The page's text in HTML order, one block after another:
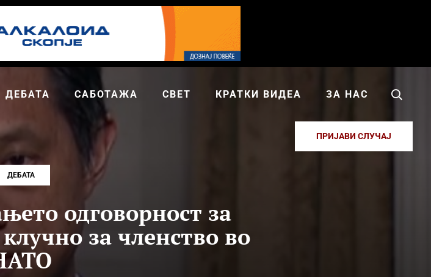
ДЕБАТА САБОТАЖА СВЕТ КРАТКИ ВИДЕА ЗА НАС
ПРИЈАВИ СЛУЧАЈ
ДЕБАТА
одговорност за
за членство во